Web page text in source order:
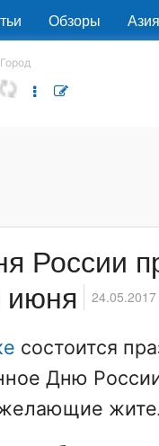
Обзоры Азия
Город
России
июня
состоится
Дню